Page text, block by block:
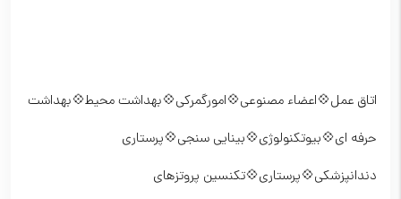
اتاق عمل💠اعضاء مصنوعی💠امورگمرکی💠بهداشت محیط💠بهداشت
حرفه ای💠بیوتکنولوژی💠بینایی سنجی💠پرستاری
دندانپزشکی💠پرستاری💠تکنسین پروتزهای